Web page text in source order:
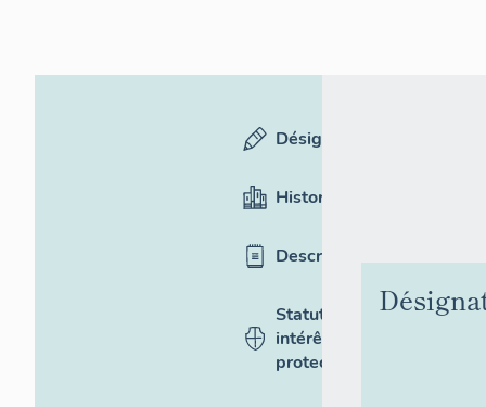
Désignation
Historique
Description
Statut,
intérêt et
protection